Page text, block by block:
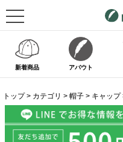
新着商品 アバウト
トップ カテゴリ 帽子 キャップ